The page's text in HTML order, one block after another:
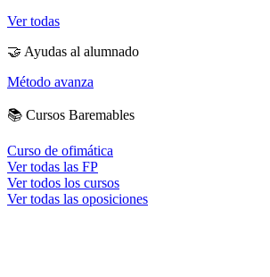
Ver todas
🤝 Ayudas al alumnado
Método avanza
📚 Cursos Baremables
Curso de ofimática
Ver todas las FP
Ver todos los cursos
Ver todas las oposiciones